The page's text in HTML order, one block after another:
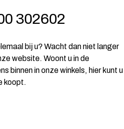
302602
bij u? Wacht dan niet langer
website. Woont u in de
binnen in onze winkels, hier kunt u
koopt.